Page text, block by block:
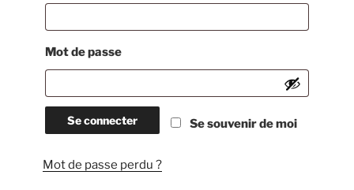
Mot de passe
Se souvenir de moi
Se connecter
Mot de passe perdu ?